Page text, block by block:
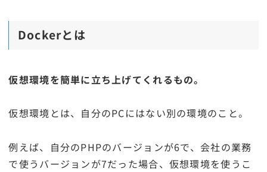
Dockerとは
仮想環境を簡単に立ち上げてくれるもの。
仮想環境とは、自分のPCにはない別の環境のこと。
例えば、自分のPHPのバージョンが6で、会社の業務
で使うバージョンが7だった場合、仮想環境を使うこ